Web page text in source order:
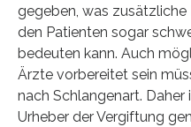
gegeben, was
den Patienten sogar
bedeuten kann. Auch
Ärzte vorbereitet sein
nach Schlangenart. Daher
Urheber der Vergiftung